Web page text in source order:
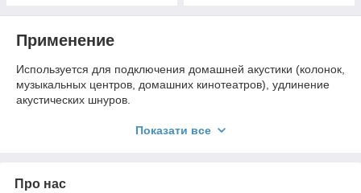
Применение
Используется для подключения домашней акустики (колонок,
музыкальных центров, домашних кинотеатров), удлинение
акустических шнуров.
Структура кабеля
2. Изоляция выполнена из специального ПВХ со
Показати все
Про нас